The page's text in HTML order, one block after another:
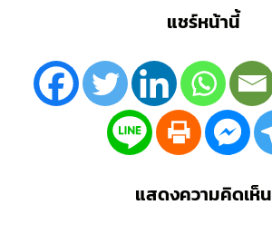
แชร์หน้านี้
แสดงความคิดเห็น